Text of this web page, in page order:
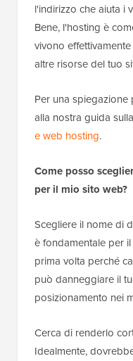
l'indirizzo che aiuta i
Bene, l'hosting è
vivono
altre risorse del tuo
Per una spiegazione
alla nostra guida sulla
e web hosting.
Come posso
per il mio sito web?
Scegliere il nome di
è fondamentale per
prima volta perché
può danneggiare il
posizionamento nei
Cerca di renderlo
Idealmente,